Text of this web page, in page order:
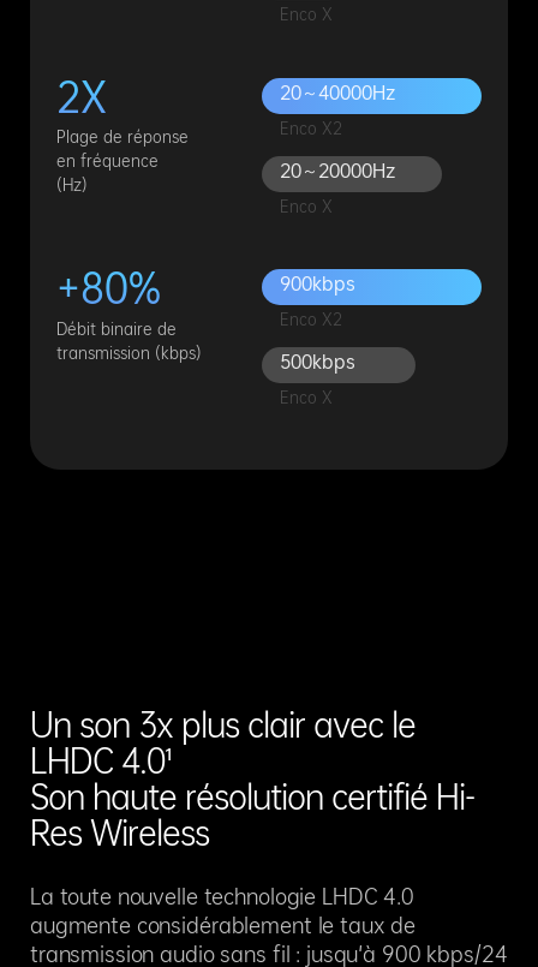
Enco X
2X
Plage de réponse
en fréquence
(Hz)
20～40000Hz
Enco X2
20～20000Hz
Enco X
+80%
Débit binaire de
transmission (kbps)
900kbps
Enco X2
500kbps
Enco X
Un son 3x plus clair avec le
LHDC 4.0¹
Son haute résolution certifié Hi-
Res Wireless
La toute nouvelle technologie LHDC 4.0
augmente considérablement le taux de
transmission audio sans fil : jusqu'à 900 kbps/24